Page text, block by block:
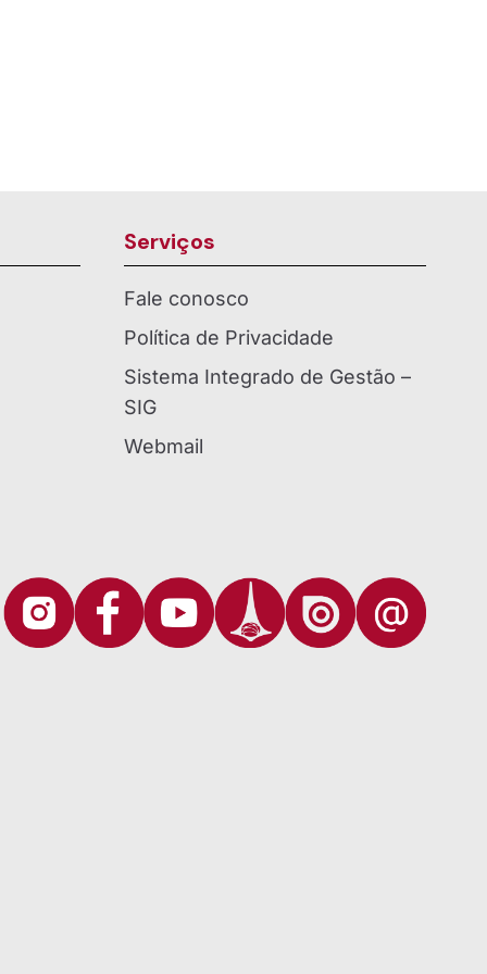
Serviços
Fale conosco
Política de Privacidade
Sistema Integrado de Gestão –
SIG
Webmail